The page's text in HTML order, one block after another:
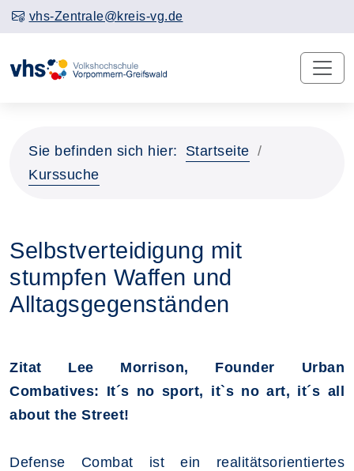
vhs-Zentrale@kreis-vg.de
Sie befinden sich hier:
Startseite
Kurssuche
Selbstverteidigung mit
stumpfen Waffen und
Alltagsgegenständen
Zitat Lee Morrison, Founder Urban
Combatives: It´s no sport, it`s no art, it´s all
about the Street!
Defense Combat ist ein realitätsorientiertes